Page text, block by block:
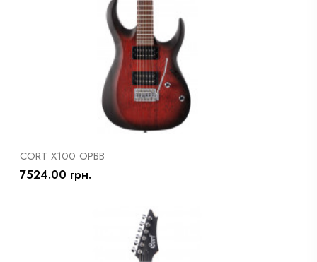
CORT X100 OPBB
7524.00 грн.